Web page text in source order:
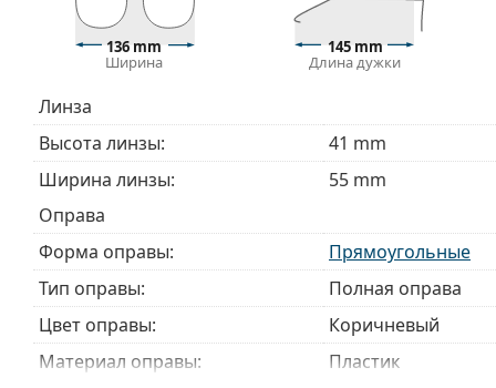
Это медицинское изделие. Перед использованием
136 mm
Ширина
145 mm
Длина дужки
Линза
Высота линзы:
41 mm
Ширина линзы:
55 mm
Оправа
Форма оправы:
Прямоугольные
Тип оправы:
Полная оправа
Цвет оправы:
Коричневый
Материал оправы:
Пластик